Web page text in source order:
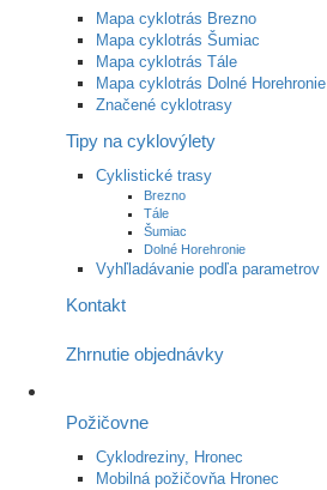
Mapa cyklotrás Brezno
Mapa cyklotrás Šumiac
Mapa cyklotrás Tále
Mapa cyklotrás Dolné Horehronie
Značené cyklotrasy
Tipy na cyklovýlety
Cyklistické trasy
Brezno
Tále
Šumiac
Dolné Horehronie
Vyhľladávanie podľa parametrov
Kontakt
Zhrnutie objednávky
Požičovne
Cyklodreziny, Hronec
Mobilná požičovňa Hronec